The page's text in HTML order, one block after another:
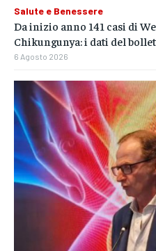
Salute e Benessere
Da inizio anno 141 casi di
Chikungunya: i dati del
6 Agosto 2026